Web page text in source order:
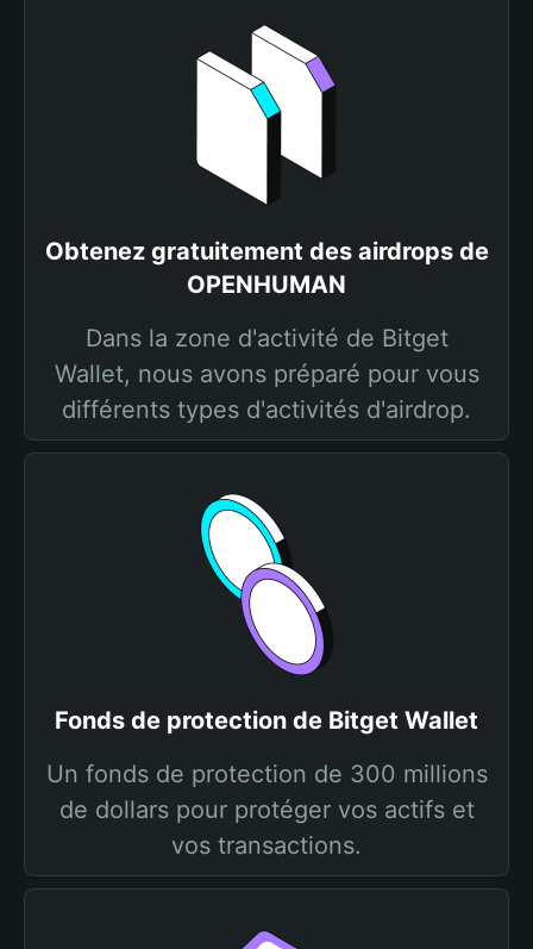
Obtenez gratuitement des airdrops de
OPENHUMAN
Dans la zone d'activité de Bitget
Wallet, nous avons préparé pour vous
différents types d'activités d'airdrop.
Fonds de protection de Bitget Wallet
Un fonds de protection de 300 millions
de dollars pour protéger vos actifs et
vos transactions.